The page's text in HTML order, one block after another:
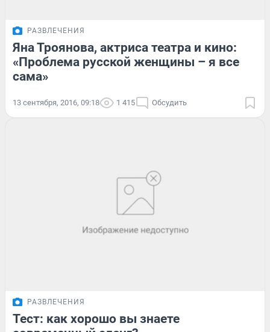
РАЗВЛЕЧЕНИЯ
Яна Троянова, актриса театра и кино:
«Проблема русской женщины – я все
сама»
13 сентября, 2016, 09:18 1 415 Обсудить
РАЗВЛЕЧЕНИЯ
Тест: как хорошо вы знаете